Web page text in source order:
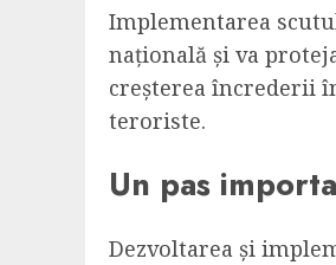
Implementarea
națională și va
creșterea încrederii
teroriste.
Un pas
Dezvoltarea și